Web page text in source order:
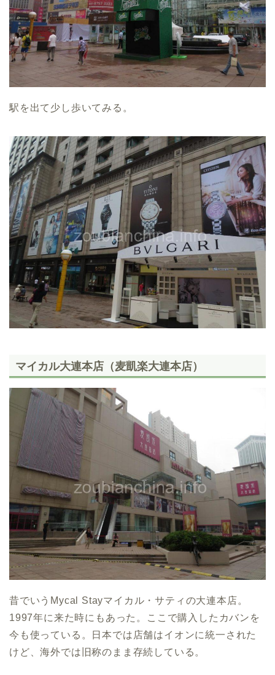
駅を出て少し歩いてみる。
マイカル大連本店（麦凱楽大連本店）
昔でいうMycal Stayマイカル・サティの大連本店。
1997年に来た時にもあった。ここで購入したカバンを
今も使っている。日本では店舗はイオンに統一された
けど、海外では旧称のまま存続している。